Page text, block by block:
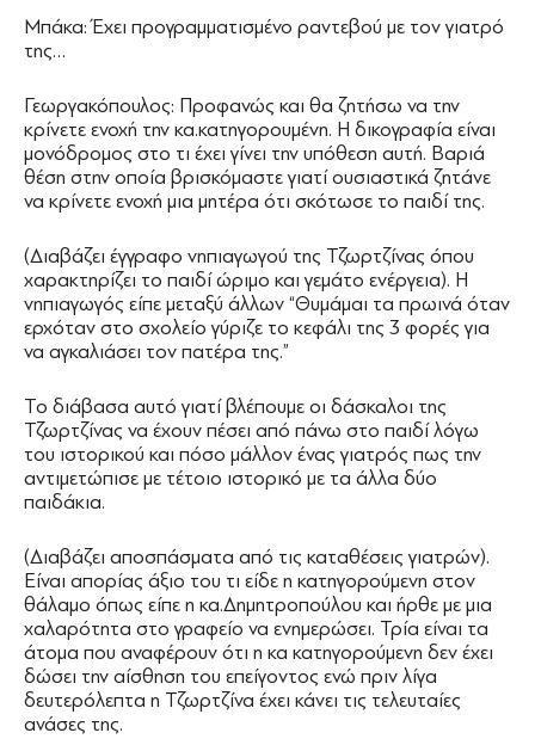
Μπάκα: Έχει προγραμματισμένο ραντεβού με τον γιατρό
της…
Γεωργακόπουλος: Προφανώς και θα ζητήσω να την
κρίνετε ενοχή την κα.κατηγορουμένη. Η δικογραφία είναι
μονόδρομος στο τι έχει γίνει την υπόθεση αυτή. Βαριά
θέση στην οποία βρισκόμαστε γιατί ουσιαστικά ζητάνε
να κρίνετε ενοχή μια μητέρα ότι σκότωσε το παιδί της.
(Διαβάζει έγγραφο νηπιαγωγού της Τζωρτζίνας όπου
χαρακτηρίζει το παιδί ώριμο και γεμάτο ενέργεια). Η
νηπιαγωγός είπε μεταξύ άλλων “Θυμάμαι τα πρωινά όταν
ερχόταν στο σχολείο γύριζε το κεφάλι της 3 φορές για
να αγκαλιάσει τον πατέρα της.”
Το διάβασα αυτό γιατί βλέπουμε οι δάσκαλοι της
Τζωρτζίνας να έχουν πέσει από πάνω στο παιδί λόγω
του ιστορικού και πόσο μάλλον ένας γιατρός πως την
αντιμετώπισε με τέτοιο ιστορικό με τα άλλα δύο
παιδάκια.
(Διαβάζει αποσπάσματα από τις καταθέσεις γιατρών).
Είναι απορίας άξιο του τι είδε η κατηγορούμενη στον
θάλαμο όπως είπε η κα.Δημητροπούλου και ήρθε με μια
χαλαρότητα στο γραφείο να ενημερώσει. Τρία είναι τα
άτομα που αναφέρουν ότι η κα κατηγορούμενη δεν έχει
δώσει την αίσθηση του επείγοντος ενώ πριν λίγα
δευτερόλεπτα η Τζωρτζίνα έχει κάνει τις τελευταίες
ανάσες της.